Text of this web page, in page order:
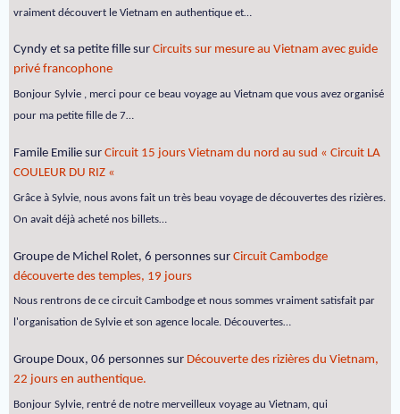
vraiment découvert le Vietnam en authentique et…
Cyndy et sa petite fille sur Circuits sur mesure au Vietnam avec guide
privé francophone
Bonjour Sylvie , merci pour ce beau voyage au Vietnam que vous avez organisé
pour ma petite fille de 7…
Famile Emilie sur Circuit 15 jours Vietnam du nord au sud « Circuit LA
COULEUR DU RIZ «
Grâce à Sylvie, nous avons fait un très beau voyage de découvertes des rizières.
On avait déjà acheté nos billets…
Groupe de Michel Rolet, 6 personnes sur Circuit Cambodge
découverte des temples, 19 jours
Nous rentrons de ce circuit Cambodge et nous sommes vraiment satisfait par
l'organisation de Sylvie et son agence locale. Découvertes…
Groupe Doux, 06 personnes sur Découverte des rizières du Vietnam,
22 jours en authentique.
Bonjour Sylvie, rentré de notre merveilleux voyage au Vietnam, qui